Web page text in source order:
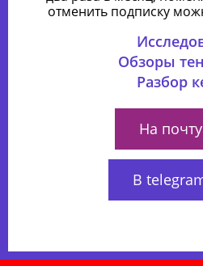
отменить подписку
Обзоры
Разбор
На почту
В